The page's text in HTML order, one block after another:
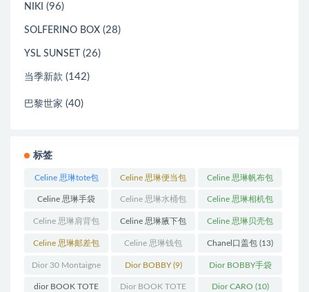
NIKI (96)
SOLFERINO BOX (28)
YSL SUNSET (26)
当季新款 (142)
巴黎世家 (40)
标签
Celine 思琳tote包
(23)
Celine 思琳便当包
(14)
Celine 思琳帆布包
(18)
Celine 思琳手袋
(250)
Celine 思琳水桶包
(55)
Celine 思琳相机包
(11)
Celine 思琳肩背包
(12)
Celine 思琳腋下包
(10)
Celine 思琳贝壳包
(12)
Celine 思琳邮差包
(13)
Celine 思琳钱包
(10)
Chanel口盖包 (13)
Dior 30 Montaigne
蒙田(31)
Dior BOBBY(9) Dior BOBBY手袋
(26)
dior BOOK TOTE Dior BOOK TOTE Dior CARO (10)